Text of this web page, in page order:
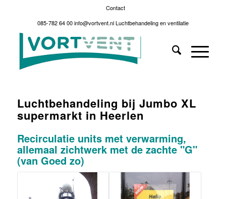
Contact
085-782 64 00info@vortvent.nlLuchtbehandeling en ventilatie
Luchtbehandeling bij Jumbo XL
supermarkt in Heerlen
Recirculatie units met verwarming,
allemaal zichtwerk met de zachte "G"
(van Goed zo)